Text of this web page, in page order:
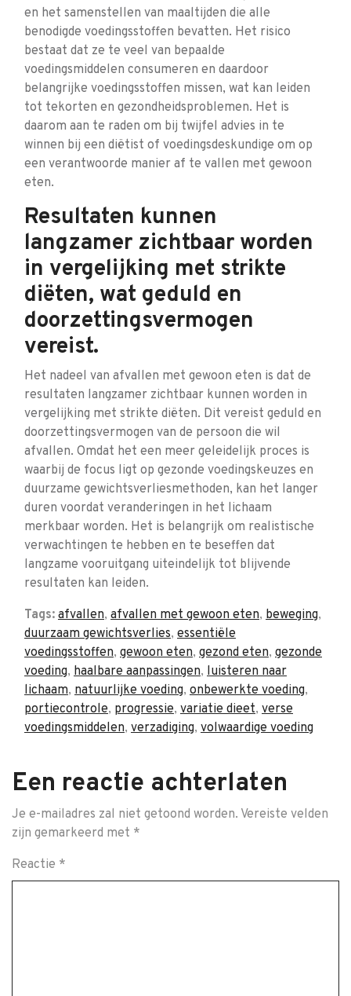
en het samenstellen van maaltijden die alle
benodigde voedingsstoffen bevatten. Het risico
bestaat dat ze te veel van bepaalde
voedingsmiddelen consumeren en daardoor
belangrijke voedingsstoffen missen, wat kan leiden
tot tekorten en gezondheidsproblemen. Het is
daarom aan te raden om bij twijfel advies in te
winnen bij een diëtist of voedingsdeskundige om op
een verantwoorde manier af te vallen met gewoon
eten.
Resultaten kunnen
langzamer zichtbaar worden
in vergelijking met strikte
diëten, wat geduld en
doorzettingsvermogen
vereist.
Het nadeel van afvallen met gewoon eten is dat de
resultaten langzamer zichtbaar kunnen worden in
vergelijking met strikte diëten. Dit vereist geduld en
doorzettingsvermogen van de persoon die wil
afvallen. Omdat het een meer geleidelijk proces is
waarbij de focus ligt op gezonde voedingskeuzes en
duurzame gewichtsverliesmethoden, kan het langer
duren voordat veranderingen in het lichaam
merkbaar worden. Het is belangrijk om realistische
verwachtingen te hebben en te beseffen dat
langzame vooruitgang uiteindelijk tot blijvende
resultaten kan leiden.
Tags: afvallen, afvallen met gewoon eten, beweging,
duurzaam gewichtsverlies, essentiële
voedingsstoffen, gewoon eten, gezond eten, gezonde
voeding, haalbare aanpassingen, luisteren naar
lichaam, natuurlijke voeding, onbewerkte voeding,
portiecontrole, progressie, variatie dieet, verse
voedingsmiddelen, verzadiging, volwaardige voeding
Een reactie achterlaten
Je e-mailadres zal niet getoond worden. Vereiste velden
zijn gemarkeerd met *
Reactie *